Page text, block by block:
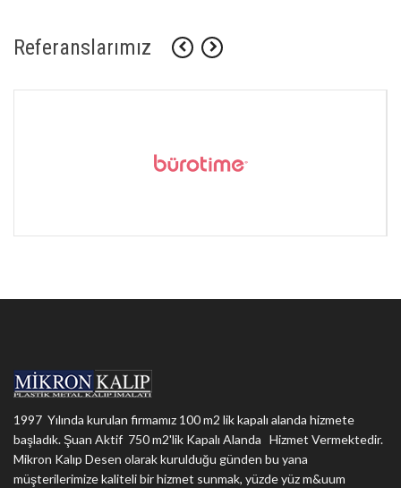
Referanslarımız
1997 Yılında kurulan firmamız 100 m2 lik kapalı alanda hizmete
başladık. Şuan Aktif 750 m2'lik Kapalı Alanda Hizmet Vermektedir.
Mikron Kalıp Desen olarak kurulduğu günden bu yana
müşterilerimize kaliteli bir hizmet sunmak, yüzde yüz m&uum